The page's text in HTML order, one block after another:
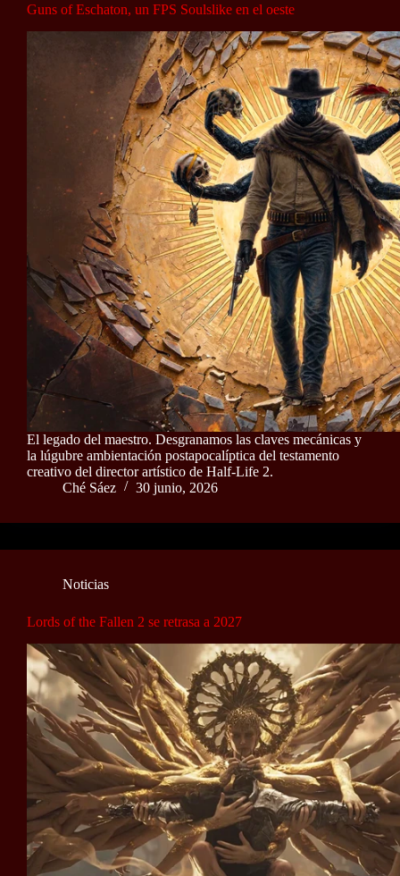
Guns of Eschaton, un FPS Soulslike en el oeste
El legado del maestro. Desgranamos las claves mecánicas y
la lúgubre ambientación postapocalíptica del testamento
creativo del director artístico de Half-Life 2.
Ché Sáez
30 junio, 2026
Noticias
Lords of the Fallen 2 se retrasa a 2027